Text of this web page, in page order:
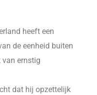
heeft een
de eenheid buiten
ernstig
dat hij opzettelijk